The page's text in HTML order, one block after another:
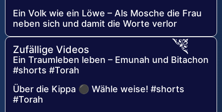
Ein Volk wie ein Löwe – Als Mosche die Frau
neben sich und damit die Worte verlor
Zufällige Videos
Ein Traumleben leben – Emunah und Bitachon
#shorts #Torah
Über die Kippa ⚫ Wähle weise! #shorts
#Torah